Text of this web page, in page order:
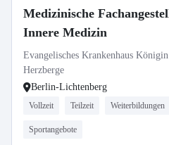
Medizinische
Innere Medizin
Evangelisches Krankenhaus
Herzberge
Berlin-Lichtenberg
Vollzeit Teilzeit Weiterbildungen
Sportangebote